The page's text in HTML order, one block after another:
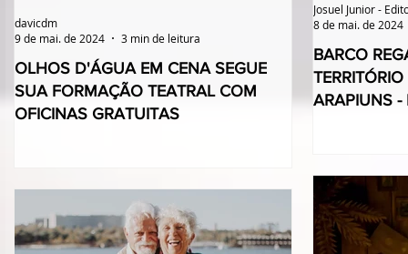
OLHOS D'ÁGUA EM CENA SEGUE
SUA FORMAÇÃO TEATRAL COM
OFICINAS GRATUITAS
davicdm
9 de mai. de 2024
3 min de leitura
BARCO
ARAPIUNS -
Josuel Junior -
8 de mai. de 2024